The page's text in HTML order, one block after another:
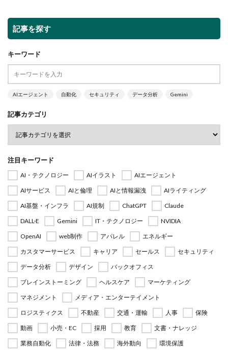
記事を探す
キーワード
AIエージェント 自動化 セキュリティ データ分析 Gemini
記事カテゴリ
注目キーワード
AI・テクノロジー AIイラスト
AIエージェント
AIサービス
AIと倫理 AIと情報漏洩
AIライティング
AI基盤・インフラ
AI規制 ChatGPT
Claude
DALL·E
Gemini IT・テクノロジー
NVIDIA
OpenAI
web制作 アパレル
エネルギー
カスタマーサービス
キャリア セールス
セキュリティ
データ分析
デザイン
バックオフィス
ブレインストーミング
ヘルスケア
マーケティング
マネジメント
メディア・エンターテイメント
ロジスティクス
不動産 交通・運輸 人事
保険
動画
小売・EC 採用 教育
文書・ナレッジ
業務自動化
法律・法務 海外動向
環境保護